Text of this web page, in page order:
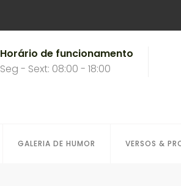
Horário de funcionamento
Seg - Sext: 08:00 - 18:00
GALERIA DE HUMOR VERSOS &